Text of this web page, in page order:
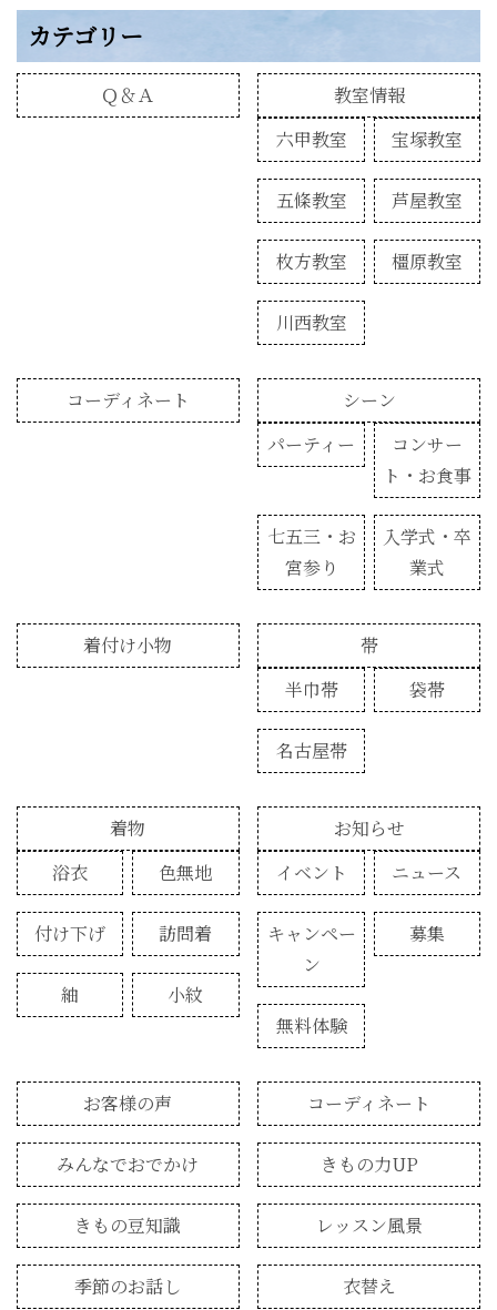
カテゴリー
Ｑ＆Ａ
教室情報
六甲教室
宝塚教室
五條教室 芦屋教室
枚方教室 橿原教室
川西教室
コーディネート
シーン
パーティー
コンサー
ト・お食事
七五三・お
宮参り
入学式・卒
業式
着付け小物
帯
半巾帯
袋帯
名古屋帯
着物
浴衣
色無地
付け下げ 訪問着
紬 小紋
お知らせ
イベント
ニュース
キャンペー
ン
募集
無料体験
お客様の声 コーディネート
みんなでおでかけ きもの力UP
きもの豆知識 レッスン風景
季節のお話し 衣替え